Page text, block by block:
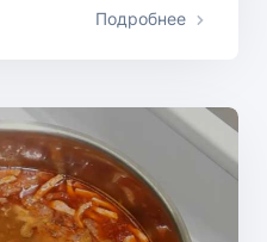
Подробнее